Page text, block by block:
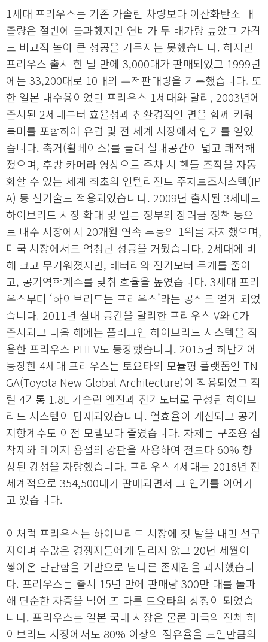
1세대 프리우스는 기존 가솔린 차량보다 이산화탄소 배
출량은 절반에 불과했지만 연비가 두 배가량 높았고 가격
도 비교적 높아 큰 성공을 거두지는 못했습니다. 하지만
프리우스 출시 한 달 만에 3,000대가 판매되었고 1999년
에는 33,200대로 10배의 누적판매량을 기록했습니다. 또
한 일본 내수용이었던 프리우스 1세대와 달리, 2003년에
출시된 2세대부터 효율성과 친환경적인 면을 함께 키워
북미를 포함하여 유럽 및 전 세계 시장에서 인기를 얻었
습니다. 축거(휠베이스)를 늘려 실내공간이 넓고 쾌적해
졌으며, 후방 카메라 영상으로 주차 시 핸들 조작을 자동
화할 수 있는 세계 최초의 인텔리전트 주차보조시스템(IP
A) 등 신기술도 적용되었습니다. 2009년 출시된 3세대도
하이브리드 시장 확대 및 일본 정부의 장려금 정책 등으
로 내수 시장에서 20개월 연속 부동의 1위를 차지했으며,
미국 시장에서도 엄청난 성공을 거뒀습니다. 2세대에 비
해 크고 무거워졌지만, 배터리와 전기모터 무게를 줄이
고, 공기역학계수를 낮춰 효율을 높였습니다. 3세대 프리
우스부터 ‘하이브리드는 프리우스’라는 공식도 얻게 되었
습니다. 2011년 실내 공간을 달리한 프리우스 V와 C가
출시되고 다음 해에는 플러그인 하이브리드 시스템을 적
용한 프리우스 PHEV도 등장했습니다. 2015년 하반기에
등장한 4세대 프리우스는 토요타의 모듈형 플랫폼인 TN
GA(Toyota New Global Architecture)이 적용되었고 직
렬 4기통 1.8L 가솔린 엔진과 전기모터로 구성된 하이브
리드 시스템이 탑재되었습니다. 열효율이 개선되고 공기
저항계수도 이전 모델보다 줄였습니다. 차체는 구조용 접
착제와 레이저 용접의 강판을 사용하여 전보다 60% 향
상된 강성을 자랑했습니다. 프리우스 4세대는 2016년 전
세계적으로 354,500대가 판매되면서 그 인기를 이어가
고 있습니다.
이처럼 프리우스는 하이브리드 시장에 첫 발을 내민 선구
자이며 수많은 경쟁자들에게 밀리지 않고 20년 세월이
쌓아온 단단함을 기반으로 남다른 존재감을 과시했습니
다. 프리우스는 출시 15년 만에 판매량 300만 대를 돌파
해 단순한 차종을 넘어 또 다른 토요타의 상징이 되었습
니다. 프리우스는 일본 국내 시장은 물론 미국의 전체 하
이브리드 시장에서도 80% 이상의 점유율을 보일만큼의